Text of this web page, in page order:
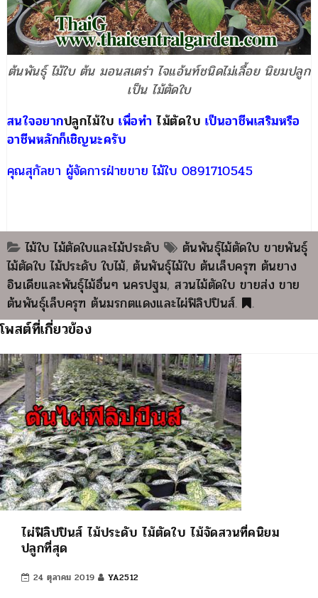
ต้นพันธุ์ ไม้ใบ ต้น มอนสเตร่า ไจแอ้นท์ชนิดไม่เลื้อย นิยมปลูก
เป็น ไม้ตัดใบ
สนใจอยากปลูกไม้ใบ เพื่อทำไม้ตัดใบ เป็นอาชีพเสริมหรือ
อาชีพหลักก็เชิญนะครับ
คุณสุกัลยา ผู้จัดการฝ่ายขาย ไม้ใบ 0891710545
ไม้ใบ ไม้ตัดใบและไม้ประดับ
ต้นพันธุ์ไม้ตัดใบ ขายพันธุ์
ไม้ตัดใบ ไม้ประดับ ใบไม้, ต้นพันธุ์ไม้ใบ ต้นเล็บครุฑ ต้นยาง
อินเดียและพันธุ์ไม้อื่นๆ นครปฐม,สวนไม้ตัดใบ ขายส่ง ขาย
ต้นพันธุ์เล็บครุฑ ต้นมรกตแดงและไผ่ฟิลิปปินส์. .
โพสต์ที่เกี่ยวข้อง
ไผ่ฟิลิปปินส์ ไม้ประดับ ไม้ตัดใบ ไม้จัดสวนที่คนิยม
ปลูกที่สุด
24 ตุลาคม 2019 YA2512